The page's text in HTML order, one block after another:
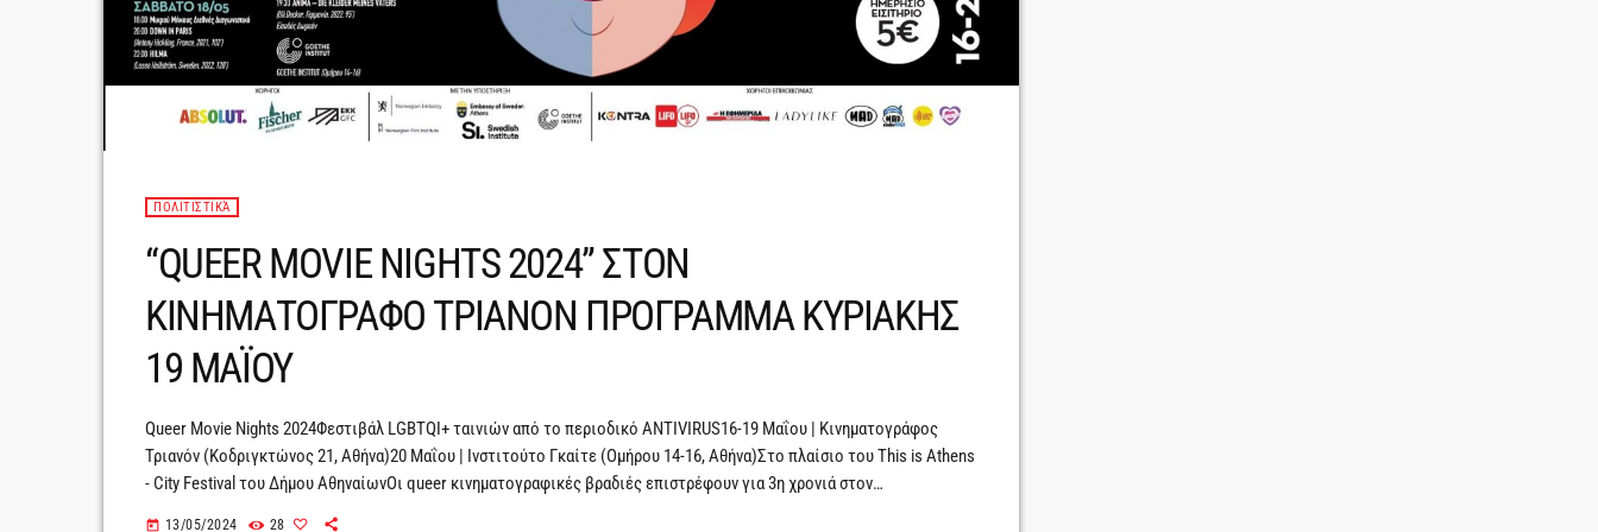
ΠΟΛΙΤΙΣΤΙΚΆ
“QUEER MOVIE NIGHTS 2024” ΣΤΟΝ
ΚΙΝΗΜΑΤΟΓΡΑΦΟ ΤΡΙΑΝΟΝ ΠΡΟΓΡΑΜΜΑ ΚΥΡΙΑΚΗΣ
19 ΜΑΪΟΥ
Queer Movie Nights 2024Φεστιβάλ LGBTQΙ+ ταινιών από το περιοδικό ANTIVIRUS16-19 Μαΐου | Κινηματογράφος
Τριανόν (Κοδριγκτώνος 21, Αθήνα)20 Μαΐου | Ινστιτούτο Γκαίτε (Ομήρου 14-16, Αθήνα)Στο πλαίσιο του This is Athens
- City Festival του Δήμου ΑθηναίωνΟι queer κινηματογραφικές βραδιές επιστρέφουν για 3η χρονιά στον
today 13/05/2024 28